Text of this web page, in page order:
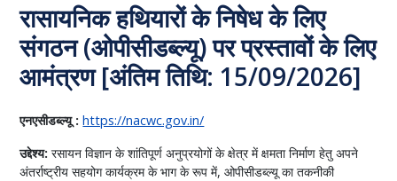
रासायनिक हथियारों के निषेध के लिए
संगठन (ओपीसीडब्ल्यू) पर प्रस्तावों के लिए
आमंत्रण [अंतिम तिथि: 15/09/2026]
एनएसीडब्ल्यू : https://nacwc.gov.in/
उद्देश्य: रसायन विज्ञान के शांतिपूर्ण अनुप्रयोगों के क्षेत्र में क्षमता निर्माण हेतु अपने
अंतर्राष्ट्रीय सहयोग कार्यक्रम के भाग के रूप में, ओपीसीडब्ल्यू का तकनीकी